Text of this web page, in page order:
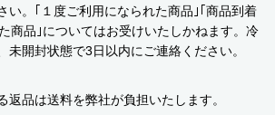
い。｢１度ご利用になられた商品｣｢商品到着
商品｣についてはお受けいたしかねます。冷
未開封状態で3日以内にご連絡ください。
返品は送料を弊社が負担いたします。